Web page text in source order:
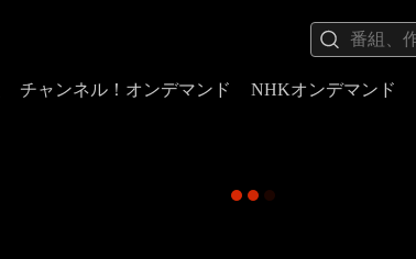
チャンネル！オンデマンド NHKオンデマンド